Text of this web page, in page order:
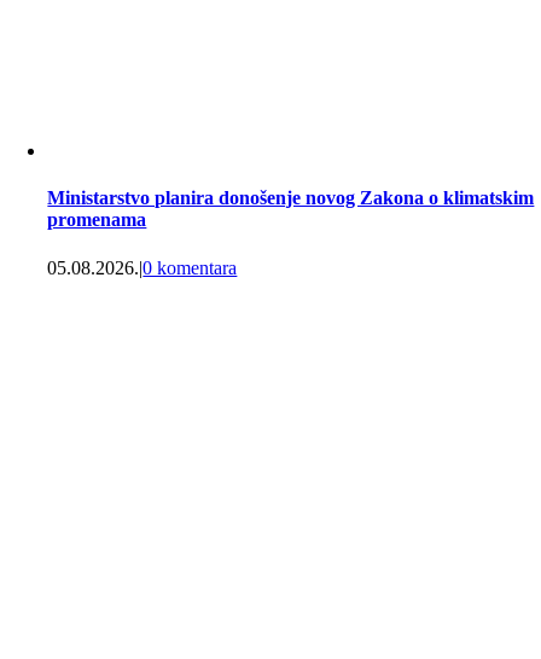
Ministarstvo planira donošenje novog Zakona o klimatskim
promenama
05.08.2026.|0 komentara